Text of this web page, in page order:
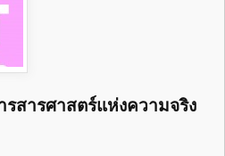
สารศาสตร์แห่งความจริง